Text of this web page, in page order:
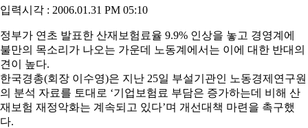
입력시각 : 2006.01.31 PM 05:10
정부가 연초 발표한 산재보험료율 9.9% 인상을 놓고 경영계에
불만의 목소리가 나오는 가운데 노동계에서는 이에 대한 반대의
견이 높다.
한국경총(회장 이수영)은 지난 25일 부설기관인 노동경제연구원
의 분석 자료를 토대로 ‘기업보험료 부담은 증가하는데 비해 산
재보험 재정악화는 계속되고 있다’며 개선대책 마련을 촉구했
다.